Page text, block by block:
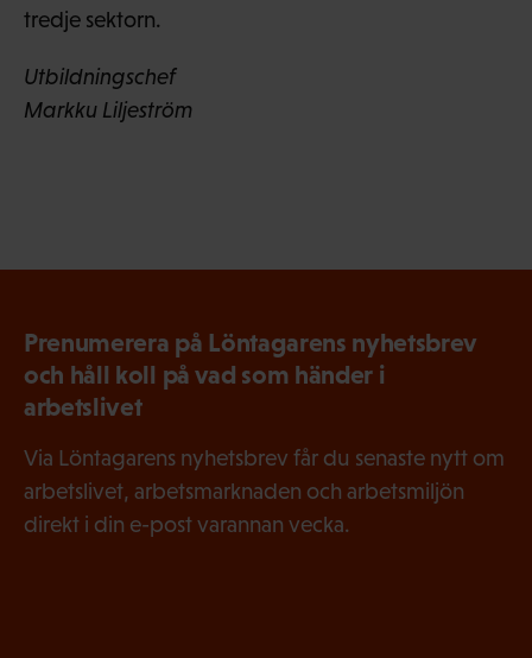
tredje sektorn.
Utbildningschef
Markku Liljeström
Prenumerera på Löntagarens nyhetsbrev
och håll koll på vad som händer i
arbetslivet
Via Löntagarens nyhetsbrev får du senaste nytt om
arbetslivet, arbetsmarknaden och arbetsmiljön
direkt i din e-post varannan vecka.